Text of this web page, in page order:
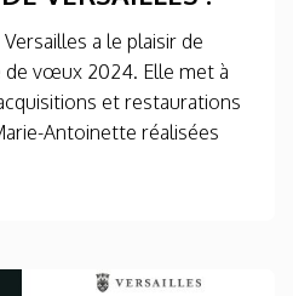
a le plaisir de
vœux 2024. Elle met à
et restaurations
Antoinette réalisées